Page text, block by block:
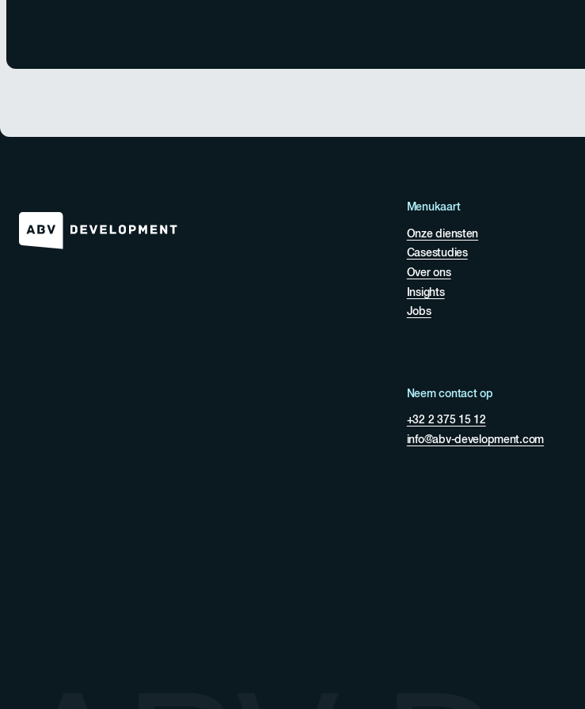
Menukaart
Onze diensten
Casestudies
Over ons
Insights
Jobs
Neem contact op
+32 2 375 15 12
info@abv-development.com